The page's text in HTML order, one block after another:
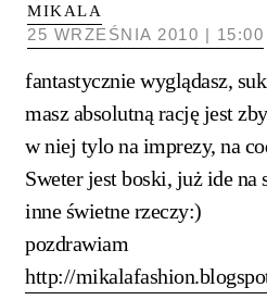
MIKALA
25 WRZEŚNIA 2010 | 15:00
fantastycznie wyglądasz,
masz absolutną rację jest
w niej tylo na imprezy, na
Sweter jest boski, już ide na
inne świetne rzeczy:)
pozdrawiam
http://